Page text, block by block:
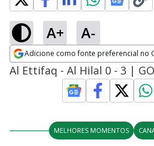
A+ A-
Adicione como fonte preferencial no
Opens in new window
Al Ettifaq - Al Hilal 0 - 3 |
MELHORES MOMENTOS